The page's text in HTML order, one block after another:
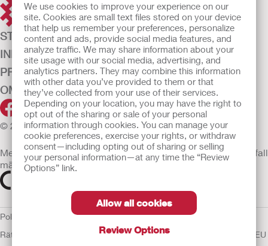
We use cookies to improve your experience on our
site. Cookies are small text files stored on your device
that help us remember your preferences, personalize
content and ads, provide social media features, and
analyze traffic. We may share information about your
site usage with our social media, advertising, and
analytics partners. They may combine this information
with other data you’ve provided to them or that
they’ve collected from your use of their services.
Depending on your location, you may have the right to
opt out of the sharing or sale of your personal
information through cookies. You can manage your
cookie preferences, exercise your rights, or withdraw
consent—including opting out of sharing or selling
your personal information—at any time the “Review
Options” link.
Allow all cookies
Review Options
STOMI
INKONTINENS
PRODUKTER
OM OSS
© 2026 Hollister Incorporated
Medicintekniska enheter som säljs i EU är i förekommande fall
märkta med någon av följande symboler
Policy för Mänskliga
Rättigheter
AnvändarvillkorSekretesspolicyAnvändning av cookies
EU